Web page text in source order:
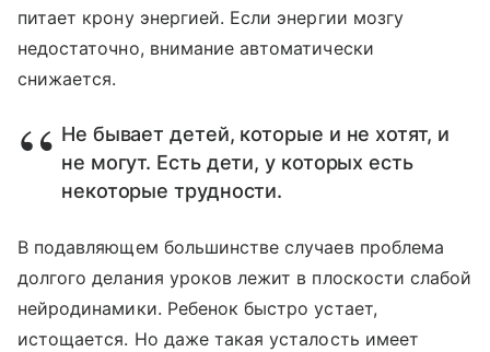
питает крону энергией. Если энергии мозгу
недостаточно, внимание автоматически
снижается.
Не бывает детей, которые и не хотят, и
не могут. Есть дети, у которых есть
некоторые трудности.
В подавляющем большинстве случаев проблема
долгого делания уроков лежит в плоскости слабой
нейродинамики. Ребенок быстро устает,
истощается. Но даже такая усталость имеет